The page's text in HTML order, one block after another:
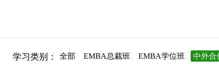
学习类别： 全部 EMBA总裁班 EMBA学位班 中外合